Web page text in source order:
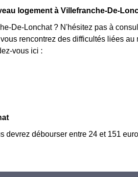
multiplié par quatre, tandis que les
De-Lonchat. ⚡💸
logement à Villefranche-De-
De-Lonchat ? N'hésitez pas à
rencontrez des difficultés liées au
vous ici :
débourser entre 24 et 151